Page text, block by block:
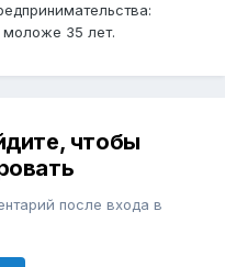
35 лет.
чтобы
после входа в